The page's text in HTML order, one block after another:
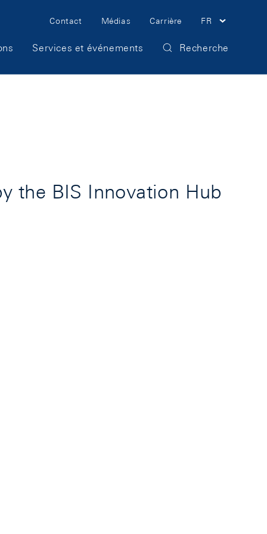
Meta
Navigation
Contact Médias Carrière FR
Services et événements Recherche
the BIS Innovation Hub